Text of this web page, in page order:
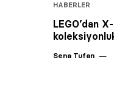
HABERLER
LEGO’dan
Sena Tufan